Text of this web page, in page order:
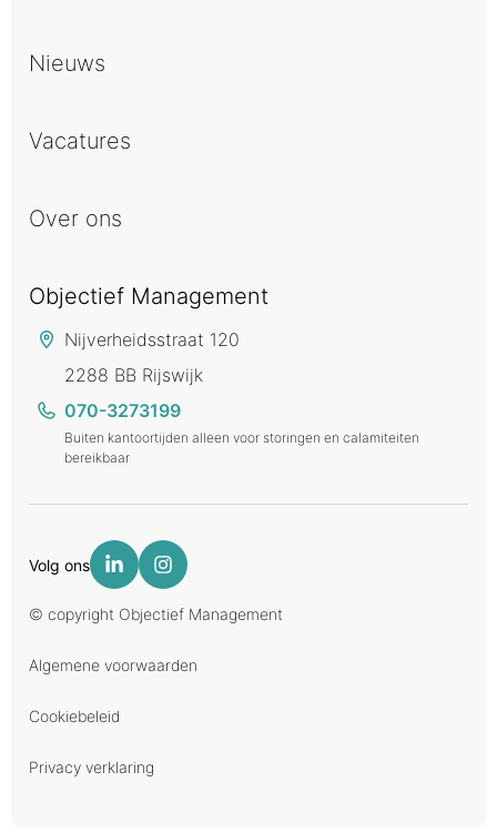
Nieuws
Vacatures
Over ons
Objectief Management
Nijverheidsstraat 120
2288 BB Rijswijk
070-3273199
Buiten kantoortijden alleen voor storingen en calamiteiten
bereikbaar
© copyright Objectief Management
Algemene voorwaarden
Cookiebeleid
Privacy verklaring
Volg ons